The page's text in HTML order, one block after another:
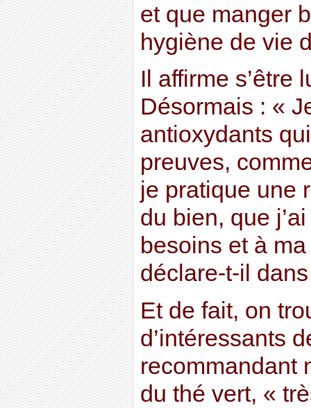
et que manger
hygiène de vie
Il affirme s’être
Désormais : «
antioxydants
preuves,
je pratique une
du bien, que
besoins et à
déclare-t-il
Et de fait, on
d’intéressants
recommandant
du thé vert, «